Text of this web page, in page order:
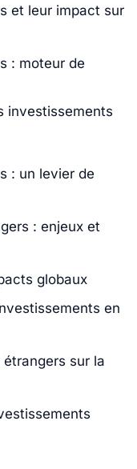
et leur impact sur
: moteur de
investissements
: un levier de
: enjeux et
globaux
en
sur la